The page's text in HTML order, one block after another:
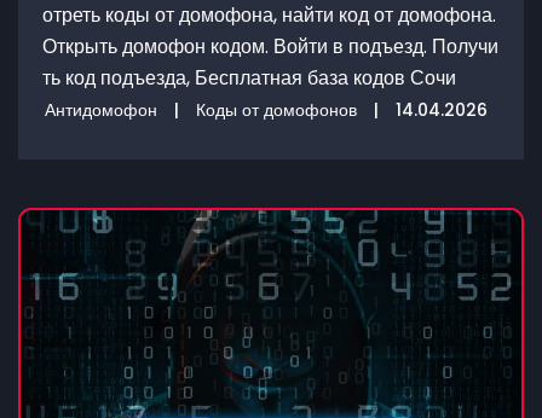
отреть коды от домофона, найти код от домофона.
Открыть домофон кодом. Войти в подъезд. Получи
ть код подъезда, Бесплатная база кодов Сочи
Антидомофон | Коды от домофонов | 14.04.2026